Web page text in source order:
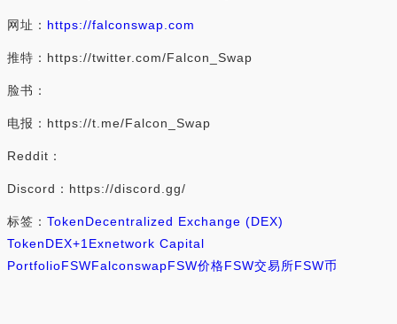
网址： https://falconswap.com
推特：https://twitter.com/Falcon_Swap
脸书：
电报：https://t.me/Falcon_Swap
Reddit：
Discord：https://discord.gg/
标签： TokenDecentralized Exchange (DEX)
TokenDEX+1 Exnetwork Capital
PortfolioFSWFalconswapFSW价格FSW交易所FSW币